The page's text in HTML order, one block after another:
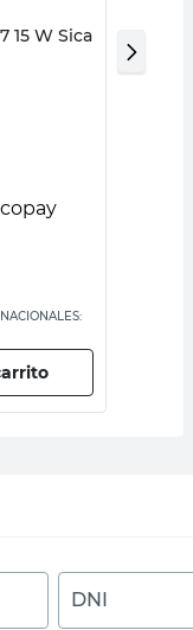
15 W Sica
Con
SICA
DNI